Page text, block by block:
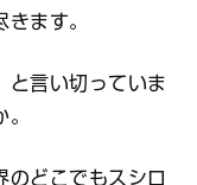
ます。
言い切っていま
どこでもスシロ